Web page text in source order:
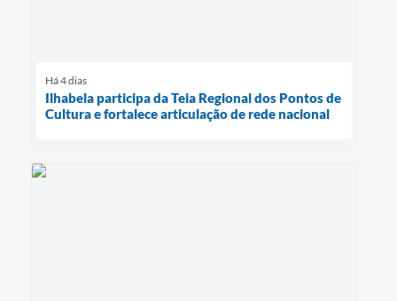
Há 4 dias
Ilhabela participa da Teia Regional dos Pontos de
Cultura e fortalece articulação de rede nacional